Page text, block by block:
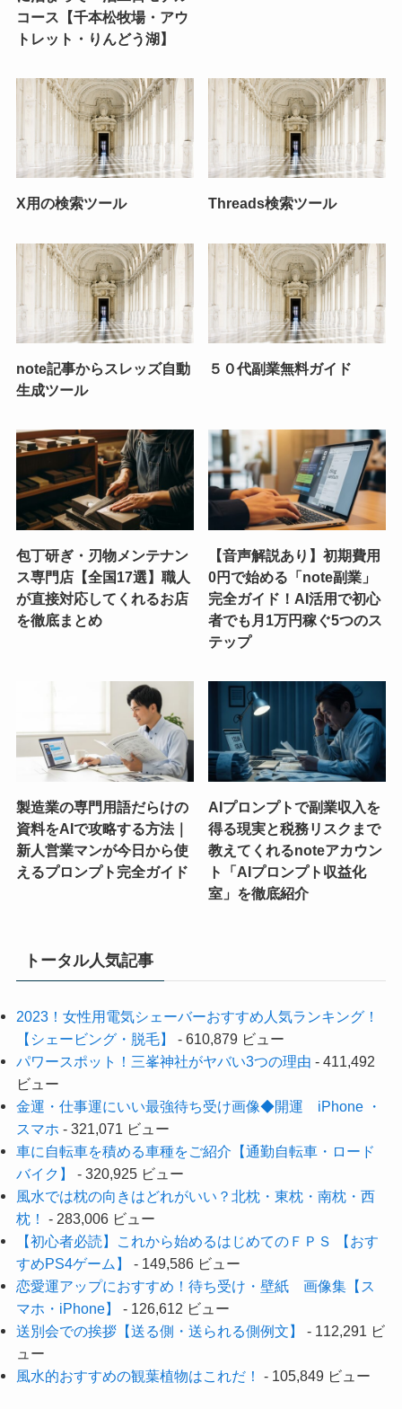
コース【千本松牧場・アウ
トレット・りんどう湖】
X用の検索ツール Threads検索ツール
note記事からスレッズ自動
生成ツール
５０代副業無料ガイド
包丁研ぎ・刃物メンテナン
ス専門店【全国17選】職人
が直接対応してくれるお店
を徹底まとめ
【音声解説あり】初期費用
0円で始める「note副業」
完全ガイド！AI活用で初心
者でも月1万円稼ぐ5つのス
テップ
製造業の専門用語だらけの
資料をAIで攻略する方法｜
新人営業マンが今日から使
えるプロンプト完全ガイド
AIプロンプトで副業収入を
得る現実と税務リスクまで
教えてくれるnoteアカウン
ト「AIプロンプト収益化
室」を徹底紹介
トータル人気記事
2023！女性用電気シェーバーおすすめ人気ランキング！
【シェービング・脱毛】
- 610,879 ビュー
パワースポット！三峯神社がヤバい3つの理由 - 411,492
ビュー
金運・仕事運にいい最強待ち受け画像◆開運 iPhone ・
スマホ - 321,071 ビュー
車に自転車を積める車種をご紹介【通勤自転車・ロード
バイク】
- 320,925 ビュー
風水では枕の向きはどれがいい？北枕・東枕・南枕・西
枕！
- 283,006 ビュー
【初心者必読】これから始めるはじめてのＦＰＳ 【おす
すめPS4ゲーム】
- 149,586 ビュー
恋愛運アップにおすすめ！待ち受け・壁紙 画像集【ス
マホ・iPhone】
- 126,612 ビュー
送別会での挨拶【送る側・送られる側例文】
- 112,291 ビ
ュー
風水的おすすめの観葉植物はこれだ！
- 105,849 ビュー